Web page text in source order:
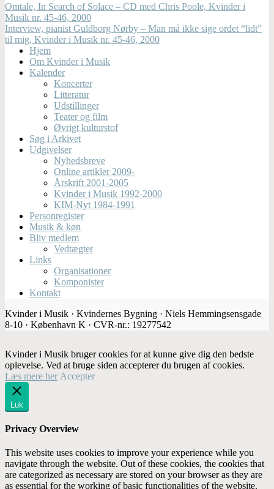
Omtale, In Search of Solace – CD med Chris Poole, Kvinder i
Musik nr. 45-46, 2000
Interview, pianist Guldborg Nørby – Man må ikke sige ordet “lidt”
til mig, Kvinder i Musik nr. 45-46, 2000
Hjem
Om Kvinder i Musik
Kalender
Koncerter
Litteratur
Udstillinger
Teater og film
Øvrigt kulturstof
Søg i Arkivet
Udgivelser
Nyhedsbreve
Online artikler 2009-
Årskrift 2001-2005
Kvinder i Musik 1992-2000
KIM-Nyt 1984-1991
Personregister
Musik & køn
Bliv medlem
Vedtægter
Links
Organisationer
Komponister
Kontakt
Kvinder i Musik · Kvindernes Bygning · Niels Hemmingsensgade
8-10 · København K · CVR-nr.: 19277542
Kvinder i Musik bruger cookies for at kunne give dig den bedste
oplevelse. Ved at bruge siden accepterer du brugen af cookies.
Læs mere her Accepter
Luk
Privacy Overview
This website uses cookies to improve your experience while you
navigate through the website. Out of these cookies, the cookies that
are categorized as necessary are stored on your browser as they are
as essential for the working of basic functionalities of the website.